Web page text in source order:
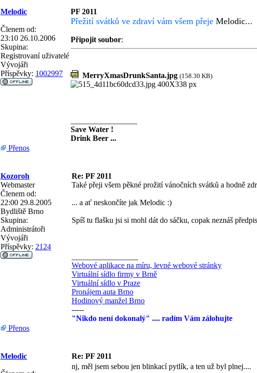
Melodic PF 2011
Členem od:
23:10 26.10.2006
Skupina:
Registrovaní uživatelé
Vývojáři
Příspěvky: 1002997
Přežití svátků ve zdraví vám všem přeje Melodic...
Připojit soubor:
MerryXmasDrunkSanta.jpg (158.30 KB)
Save Water !
Drink Beer ...
Přenos
Kozoroh Re: PF 2011
Webmaster
Členem od:
22:00 29.8.2005
Bydliště Brno
Skupina:
Administrátoři
Vývojáři
Příspěvky: 2124
Také přeji všem pěkné prožití vánočních svátků a hodně
... a ať neskončíte jak Melodic :)
Spíš tu flašku jsi si mohl dát do sáčku, copak neznáš
Webové aplikace na míru, levné webové stránky
Virtuální sídlo firmy v Brně
Virtuální sídlo v Praze
Pronájem auta Brno
Hodinový manžel Brno
-----
"Nikdo není dokonalý" .... radím Vám zálohujte
Přenos
Melodic Re: PF 2011
nj, měl jsem sebou jen blinkací pytlík, a ten už byl plnej....